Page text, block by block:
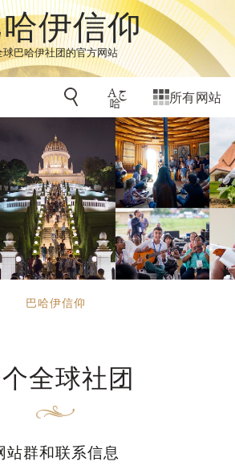
伊信仰
球巴哈伊社团的官方网站
所有网站
巴哈伊信仰
全球社团
站群和联系信息